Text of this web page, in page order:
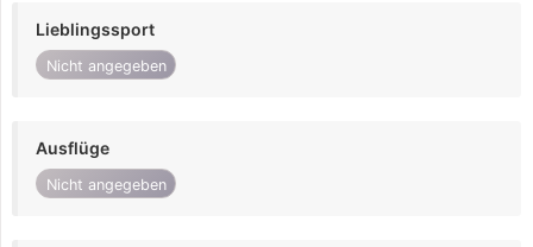
Lieblingssport
Nicht angegeben
Ausflüge
Nicht angegeben